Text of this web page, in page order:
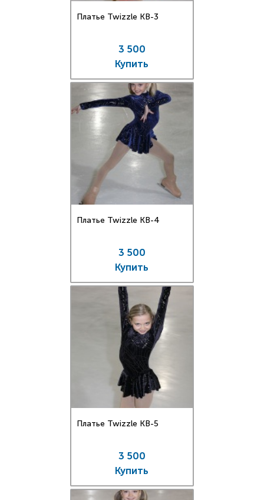
Платье Twizzle КВ-3
3 500
Купить
Платье Twizzle КВ-4
3 500
Купить
Платье Twizzle КВ-5
3 500
Купить